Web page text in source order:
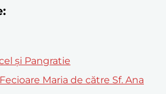
şi Pangratie
Maria de către Sf. Ana